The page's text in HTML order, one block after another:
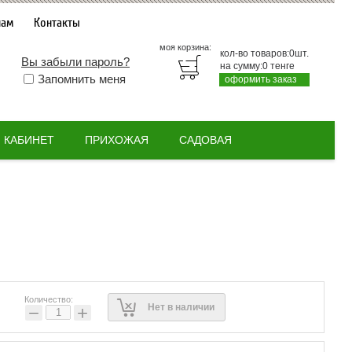
Контакты
Вы забыли пароль?
Запомнить меня
моя корзина:
кол-во товаров:0шт.
на сумму:0 тенге
оформить заказ
КАБИНЕТ ПРИХОЖАЯ САДОВАЯ
Количество:
− + Нет в наличии